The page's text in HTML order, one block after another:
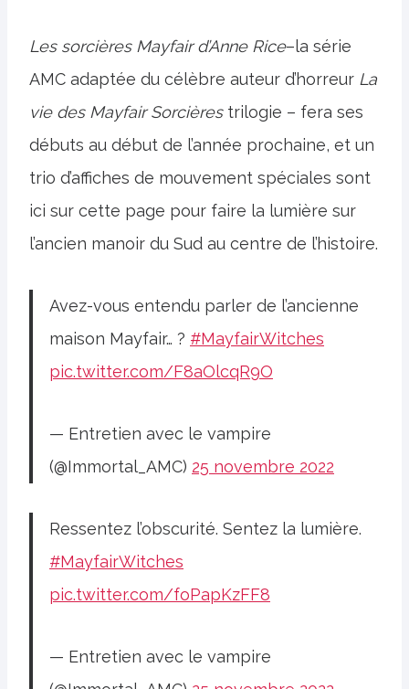
Les sorcières Mayfair d’Anne Rice–la série
AMC adaptée du célèbre auteur d’horreur La
vie des Mayfair Sorcièrestrilogie – fera ses
débuts au début de l’année prochaine, et un
trio d’affiches de mouvement spéciales sont
ici sur cette page pour faire la lumière sur
l’ancien manoir du Sud au centre de l’histoire.
Avez-vous entendu parler de l’ancienne
maison Mayfair… ? #MayfairWitches
pic.twitter.com/F8aOlcqR9O
— Entretien avec le vampire
(@Immortal_AMC) 25 novembre 2022
Ressentez l’obscurité. Sentez la lumière.
#MayfairWitches
pic.twitter.com/foPapKzFF8
— Entretien avec le vampire